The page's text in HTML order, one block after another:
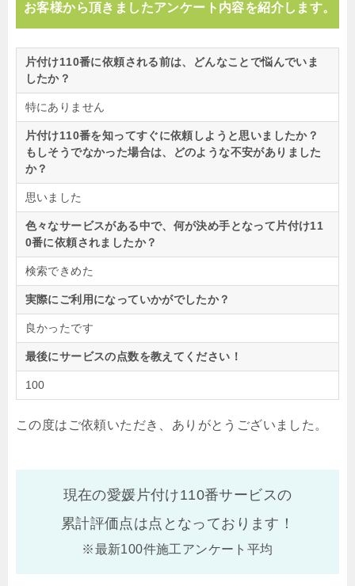
お客様から頂きましたアンケート内容を紹介します。
片付け110番に依頼される前は、どんなことで悩んでいま
したか？
特にありません
片付け110番を知ってすぐに依頼しようと思いましたか？
もしそうでなかった場合は、どのような不安がありました
か？
思いました
色々なサービスがある中で、何が決め手となって片付け11
0番に依頼されましたか？
検索できめた
実際にご利用になっていかがでしたか？
良かったです
最後にサービスの点数を教えてください！
100
この度はご依頼いただき、ありがとうございました。
現在の愛媛片付け110番サービスの
累計評価点は点となっております！
※最新100件施工アンケート平均